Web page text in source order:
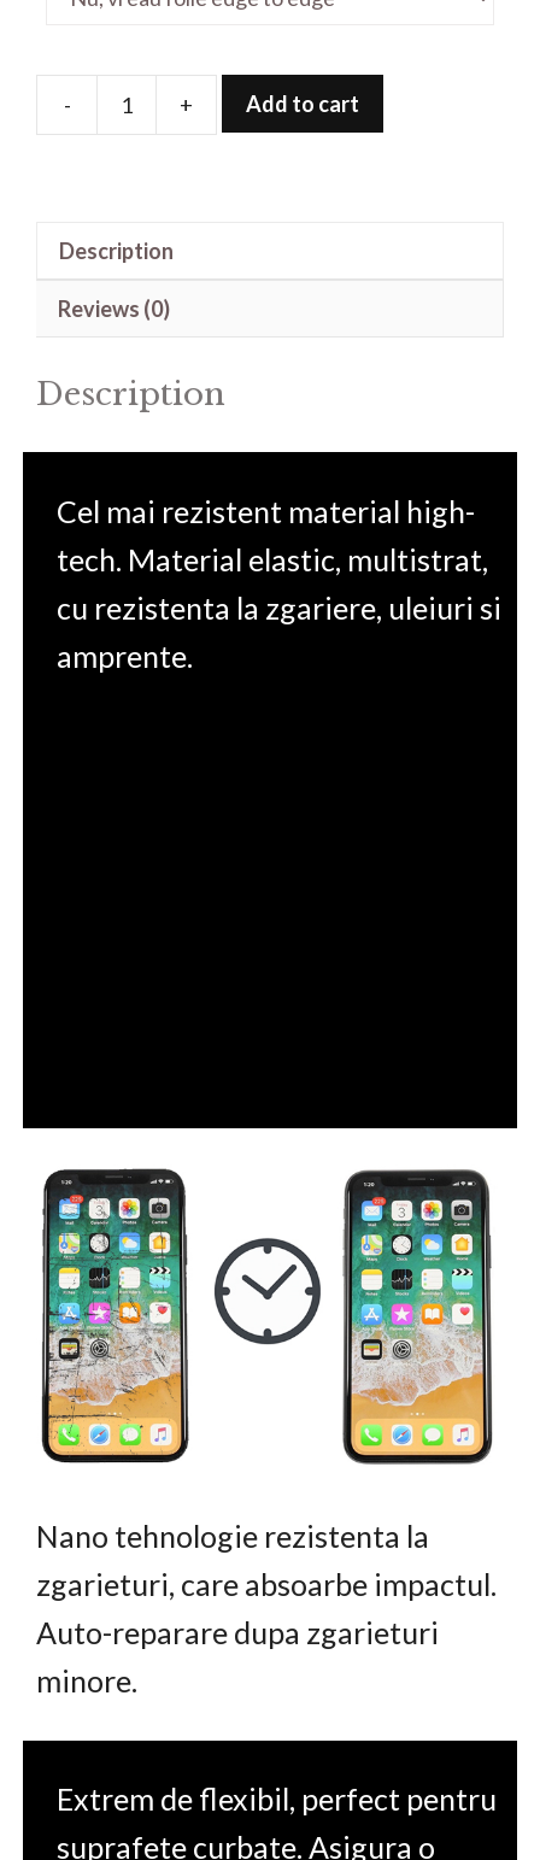
-
Folie
quantity
+ Add to cart
Description
Reviews (0)
Description
Cel mai rezistent material high-
tech. Material elastic, multistrat,
cu rezistenta la zgariere, uleiuri si
amprente.
Nano tehnologie rezistenta la
zgarieturi, care absoarbe impactul.
Auto-reparare dupa zgarieturi
minore.
Extrem de flexibil, perfect pentru
suprafete curbate. Asigura o